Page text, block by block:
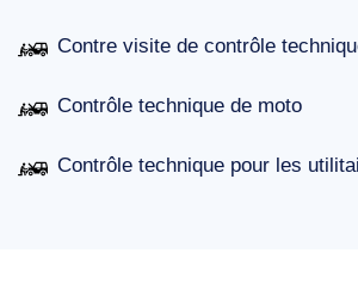
Contre visite de contrôle
Contrôle technique de moto
Contrôle technique pour les